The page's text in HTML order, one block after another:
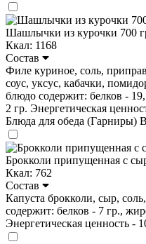
Шашлычки из курочки 700
Ккал: 1168
Состав
Филе куриное, соль,
соус, уксус, кабачки,
блюдо содержит: белков -
2 гр. Энергетическая
Блюда для обеда (Гарниры)
Брокколи припущенная с
Ккал: 762
Состав
Капуста брокколи, сыр,
содержит: белков - 7 гр.,
Энергетическая ценность -